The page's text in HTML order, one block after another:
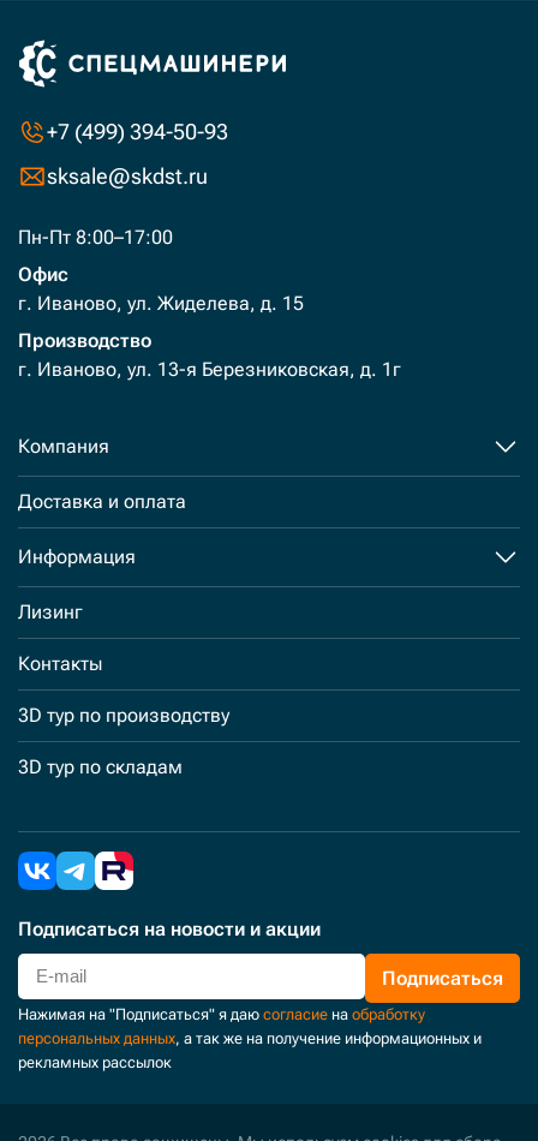
+7 (499) 394-50-93
sksale@skdst.ru
Пн-Пт 8:00–17:00
Офис
г. Иваново, ул. Жиделева, д. 15
Производство
г. Иваново, ул. 13-я Березниковская, д. 1г
Компания
Доставка и оплата
Информация
Лизинг
Контакты
3D тур по производству
3D тур по складам
Подписаться на новости и акции
Подписаться
Нажимая на "Подписаться" я даю согласие на обработку
персональных данных, а так же на получение информационных и
рекламных рассылок